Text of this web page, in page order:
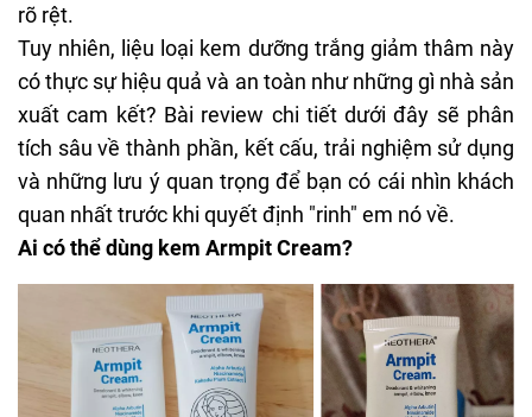
rõ rệt.
Tuy nhiên, liệu loại kem dưỡng trắng giảm thâm này
có thực sự hiệu quả và an toàn như những gì nhà sản
xuất cam kết? Bài review chi tiết dưới đây sẽ phân
tích sâu về thành phần, kết cấu, trải nghiệm sử dụng
và những lưu ý quan trọng để bạn có cái nhìn khách
quan nhất trước khi quyết định "rinh" em nó về.
Ai có thể dùng kem Armpit Cream?